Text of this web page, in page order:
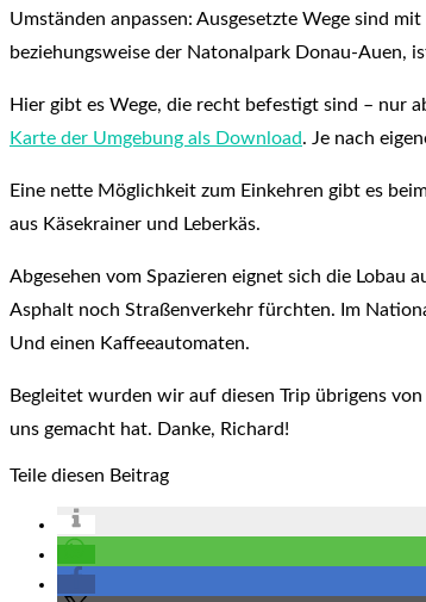
Umständen anpassen: Ausgesetzte Wege sind
beziehungsweise der Natonalpark Donau-Auen,
Hier gibt es Wege, die recht befestigt sind – nur
Karte der Umgebung als Download. Je nach
Eine nette Möglichkeit zum Einkehren gibt es
aus Käsekrainer und Leberkäs.
Abgesehen vom Spazieren eignet sich die
Asphalt noch Straßenverkehr fürchten. Im
Und einen Kaffeeautomaten.
Begleitet wurden wir auf diesen Trip übrigens
uns gemacht hat. Danke, Richard!
Teile diesen Beitrag